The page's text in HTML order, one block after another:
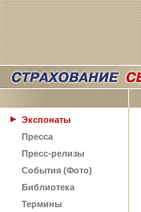
Экспонаты
Пресса
Пресс-релизы
События (Фото)
Библиотека
Термины